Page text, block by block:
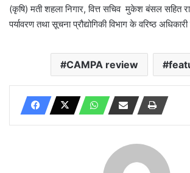
(कृषि) मती शहला निगार, वित्त सचिव मुकेश बंसल सहित
पर्यावरण तथा सूचना प्रौद्योगिकी विभाग के वरिष्ठ
CAMPA review